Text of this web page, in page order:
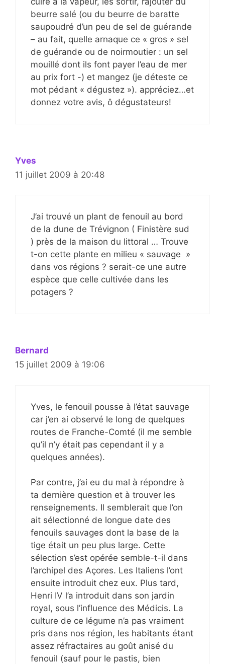
beurre salé (ou du beurre de baratte
saupoudré d’un peu de sel de guérande
– au fait, quelle arnaque ce « gros » sel
de guérande ou de noirmoutier : un sel
mouillé dont ils font payer l’eau de mer
au prix fort -) et mangez (je déteste ce
mot pédant « dégustez »). appréciez…et
donnez votre avis, ô dégustateurs!
Yves
11 juillet 2009 à 20:48
J’ai trouvé un plant de fenouil au bord
de la dune de Trévignon ( Finistère sud
) près de la maison du littoral … Trouve
t-on cette plante en milieu « sauvage »
dans vos régions ? serait-ce une autre
espèce que celle cultivée dans les
potagers ?
Bernard
15 juillet 2009 à 19:06
Yves, le fenouil pousse à l’état sauvage
car j’en ai observé le long de quelques
routes de Franche-Comté (il me semble
qu’il n’y était pas cependant il y a
quelques années).
Par contre, j’ai eu du mal à répondre à
ta dernière question et à trouver les
renseignements. Il semblerait que l’on
ait sélectionné de longue date des
fenouils sauvages dont la base de la
tige était un peu plus large. Cette
sélection s’est opérée semble-t-il dans
l’archipel des Açores. Les Italiens l’ont
ensuite introduit chez eux. Plus tard,
Henri IV l’a introduit dans son jardin
royal, sous l’influence des Médicis. La
culture de ce légume n’a pas vraiment
pris dans nos région, les habitants étant
assez réfractaires au goût anisé du
fenouil (sauf pour le pastis, bien